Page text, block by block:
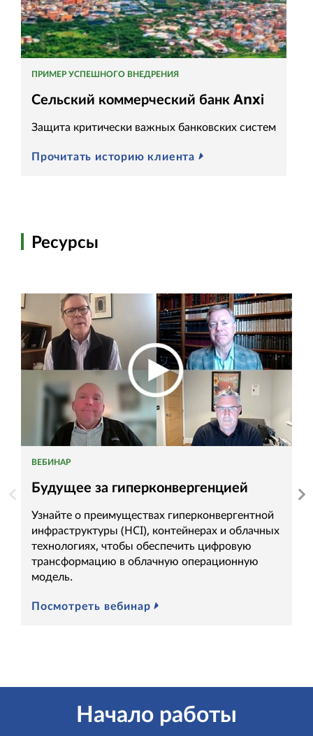
ПРИМЕР УСПЕШНОГО ВНЕДРЕНИЯ
Сельский коммерческий банк Anxi
Защита критически важных банковских систем
Прочитать историю клиента
Ресурсы
ВЕБИНАР
Будущее за гиперконвергенцией
Узнайте о преимуществах гиперконвергентной
инфраструктуры (HCI), контейнерах и облачных
технологиях, чтобы обеспечить цифровую
трансформацию в облачную операционную
модель.
Посмотреть вебинар
Начало работы